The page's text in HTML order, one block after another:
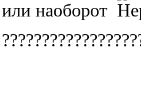
или наоборот